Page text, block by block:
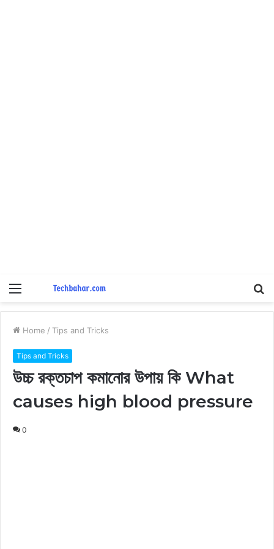
Menu
Home / Tips and Tricks
Tips and Tricks
উচ্চ রক্তচাপ কমানোর উপায় কি What
causes high blood pressure
0